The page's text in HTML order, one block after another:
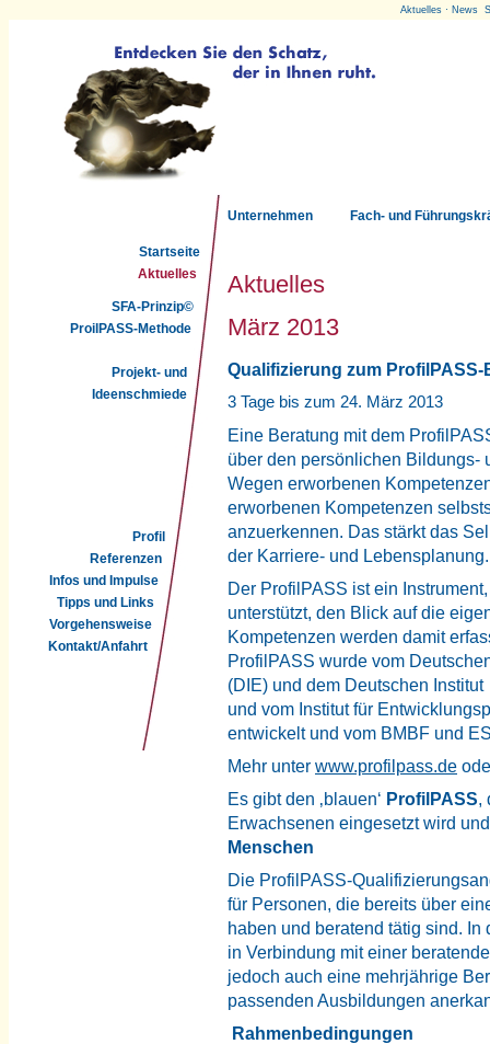
Aktuelles · News
Aktuelles
März 2013
Qualifizierung zum
3 Tage bis zum 24. März 2013
Eine Beratung mit dem
über den persönlichen Bildungs-
Wegen erworbenen
erworbenen Kompetenzen
anzuerkennen. Das stärkt das
der Karriere- und Lebensplanung.
Der ProfilPASS ist ein
unterstützt, den Blick auf die
Kompetenzen werden damit
ProfilPASS wurde vom
(DIE) und dem Deutschen
und vom Institut für
entwickelt und vom BMBF und
Mehr unter www.profilpass.de
Es gibt den ‚blauen‘ ProfilPASS,
Erwachsenen eingesetzt wird und
Menschen
Die ProfilPASS-
für Personen, die bereits über
haben und beratend tätig sind.
in Verbindung mit einer
jedoch auch eine mehrjährige
passenden Ausbildungen
Rahmenbedingungen
Startseite
Aktuelles
SFA-Prinzip©
ProilPASS-Methode
Projekt- und
Ideenschmiede
Profil
Referenzen
Infos und Impulse
Vorgehensweise
Kontakt/Anfahrt
Tipps und Links
Unternehmen Fach- und